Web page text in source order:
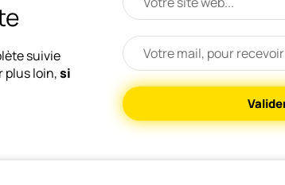
suivie
plus loin,si